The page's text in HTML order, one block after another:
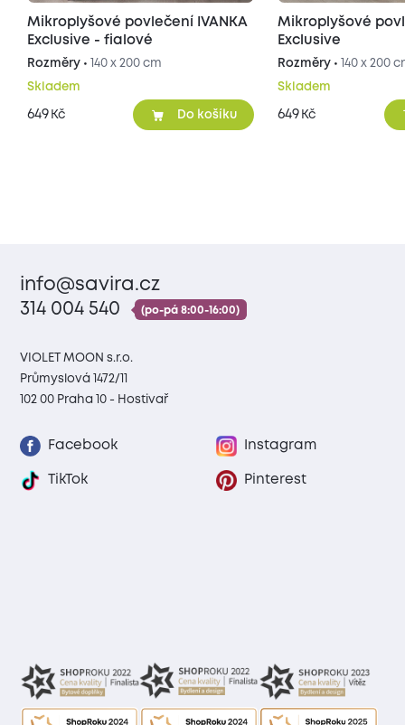
Mikroplyšové povlečení IVANKA
Exclusive - fialové
Rozměry • 140 x 200 cm
Skladem
649 Kč Do košíku
Mikroplyšové
Exclusive
Rozměry • 140 x 200
Skladem
649 Kč
info@savira.cz
314 004 540
(po-pá 8:00-16:00)
VIOLET MOON s.r.o.
Průmyslová 1472/11
102 00 Praha 10 - Hostivař
Facebook Instagram
TikTok Pinterest